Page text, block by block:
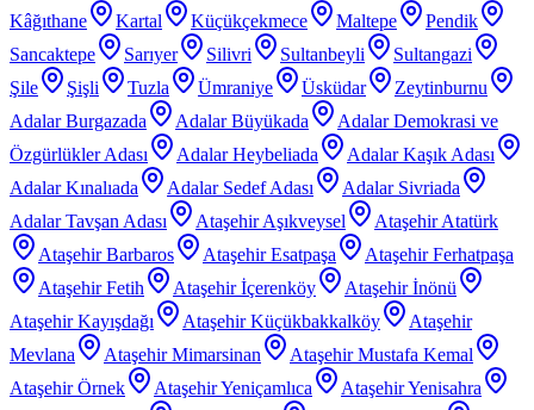
Kâğıthane
Kartal Küçükçekmece Maltepe
Pendik
Sancaktepe
Sarıyer Silivri Sultanbeyli
Sultangazi
Şile
Şişli Tuzla Ümraniye Üsküdar
Zeytinburnu
Adalar Burgazada
Adalar Büyükada
Adalar Demokrasi ve
Özgürlükler Adası
Adalar Heybeliada
Adalar Kaşık Adası
Adalar Kınalıada
Adalar Sedef Adası
Adalar Sivriada
Adalar Tavşan Adası
Ataşehir Aşıkveysel
Ataşehir Atatürk
Ataşehir Barbaros
Ataşehir Esatpaşa
Ataşehir Ferhatpaşa
Ataşehir Fetih
Ataşehir İçerenköy
Ataşehir İnönü
Ataşehir Kayışdağı
Ataşehir Küçükbakkalköy
Ataşehir
Mevlana
Ataşehir Mimarsinan
Ataşehir Mustafa Kemal
Ataşehir Örnek
Ataşehir Yeniçamlıca
Ataşehir Yenisahra